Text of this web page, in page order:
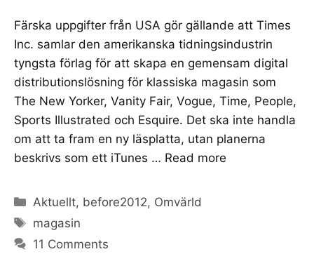
Färska uppgifter från USA gör gällande att Times
Inc. samlar den amerikanska tidningsindustrin
tyngsta förlag för att skapa en gemensam digital
distributionslösning för klassiska magasin som
The New Yorker, Vanity Fair, Vogue, Time, People,
Sports Illustrated och Esquire. Det ska inte handla
om att ta fram en ny läsplatta, utan planerna
beskrivs som ett iTunes … Read more
Categories
Aktuellt, before2012, Omvärld
Tags
magasin
11 Comments